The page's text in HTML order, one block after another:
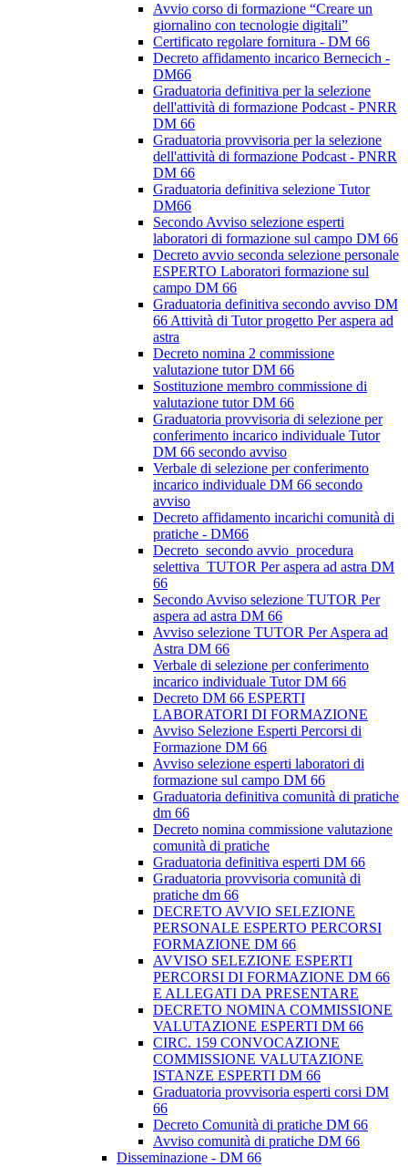
Avvio corso di formazione “Creare un
giornalino con tecnologie digitali”
Certificato regolare fornitura - DM 66
Decreto affidamento incarico Bernecich -
DM66
Graduatoria definitiva per la selezione
dell'attività di formazione Podcast - PNRR
DM 66
Graduatoria provvisoria per la selezione
dell'attività di formazione Podcast - PNRR
DM 66
Graduatoria definitiva selezione Tutor
DM66
Secondo Avviso selezione esperti
laboratori di formazione sul campo DM 66
Decreto avvio seconda selezione personale
ESPERTO Laboratori formazione sul
campo DM 66
Graduatoria definitiva secondo avviso DM
66 Attività di Tutor progetto Per aspera ad
astra
Decreto nomina 2 commissione
valutazione tutor DM 66
Sostituzione membro commissione di
valutazione tutor DM 66
Graduatoria provvisoria di selezione per
conferimento incarico individuale Tutor
DM 66 secondo avviso
Verbale di selezione per conferimento
incarico individuale DM 66 secondo
avviso
Decreto affidamento incarichi comunità di
pratiche - DM66
Decreto_secondo avvio_procedura
selettiva_TUTOR Per aspera ad astra DM
66
Secondo Avviso selezione TUTOR Per
aspera ad astra DM 66
Avviso selezione TUTOR Per Aspera ad
Astra DM 66
Verbale di selezione per conferimento
incarico individuale Tutor DM 66
Decreto DM 66 ESPERTI
LABORATORI DI FORMAZIONE
Avviso Selezione Esperti Percorsi di
Formazione DM 66
Avviso selezione esperti laboratori di
formazione sul campo DM 66
Graduatoria definitiva comunità di pratiche
dm 66
Decreto nomina commissione valutazione
comunità di pratiche
Graduatoria definitiva esperti DM 66
Graduatoria provvisoria comunità di
pratiche dm 66
DECRETO AVVIO SELEZIONE
PERSONALE ESPERTO PERCORSI
FORMAZIONE DM 66
AVVISO SELEZIONE ESPERTI
PERCORSI DI FORMAZIONE DM 66
E ALLEGATI DA PRESENTARE
DECRETO NOMINA COMMISSIONE
VALUTAZIONE ESPERTI DM 66
CIRC. 159 CONVOCAZIONE
COMMISSIONE VALUTAZIONE
ISTANZE ESPERTI DM 66
Graduatoria provvisoria esperti corsi DM
66
Decreto Comunità di pratiche DM 66
Avviso comunità di pratiche DM 66
Disseminazione - DM 66